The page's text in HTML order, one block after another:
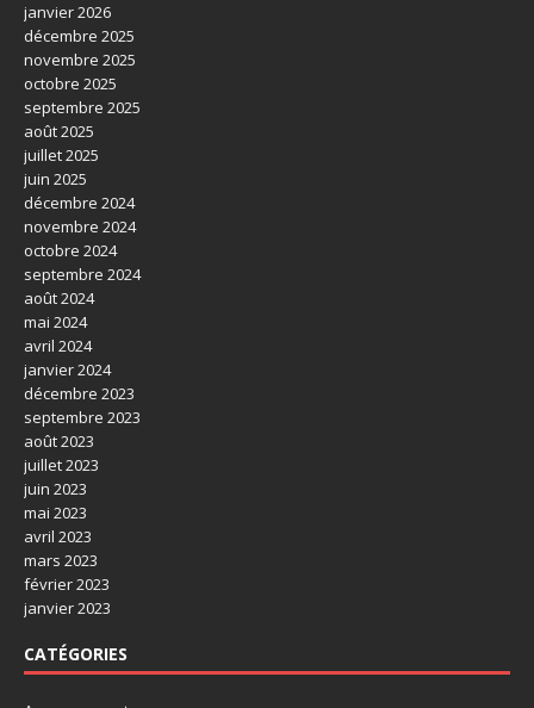
janvier 2026
décembre 2025
novembre 2025
octobre 2025
septembre 2025
août 2025
juillet 2025
juin 2025
décembre 2024
novembre 2024
octobre 2024
septembre 2024
août 2024
mai 2024
avril 2024
janvier 2024
décembre 2023
septembre 2023
août 2023
juillet 2023
juin 2023
mai 2023
avril 2023
mars 2023
février 2023
janvier 2023
CATÉGORIES